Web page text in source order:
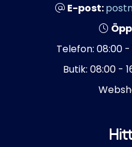
E-post:
Telefon: 08:00
Butik: 08:00 -